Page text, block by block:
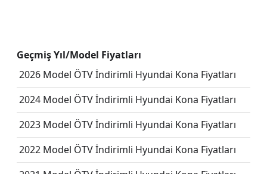
Geçmiş Yıl/Model Fiyatları
2026 Model ÖTV İndirimli Hyundai Kona Fiyatları
2024 Model ÖTV İndirimli Hyundai Kona Fiyatları
2023 Model ÖTV İndirimli Hyundai Kona Fiyatları
2022 Model ÖTV İndirimli Hyundai Kona Fiyatları